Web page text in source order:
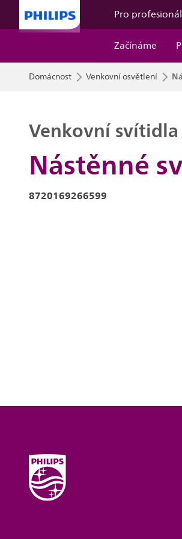
Pro
Začínáme
Domácnost Venkovní osvětlení
Nástěnné
Venkovní svítidla
8720169266599